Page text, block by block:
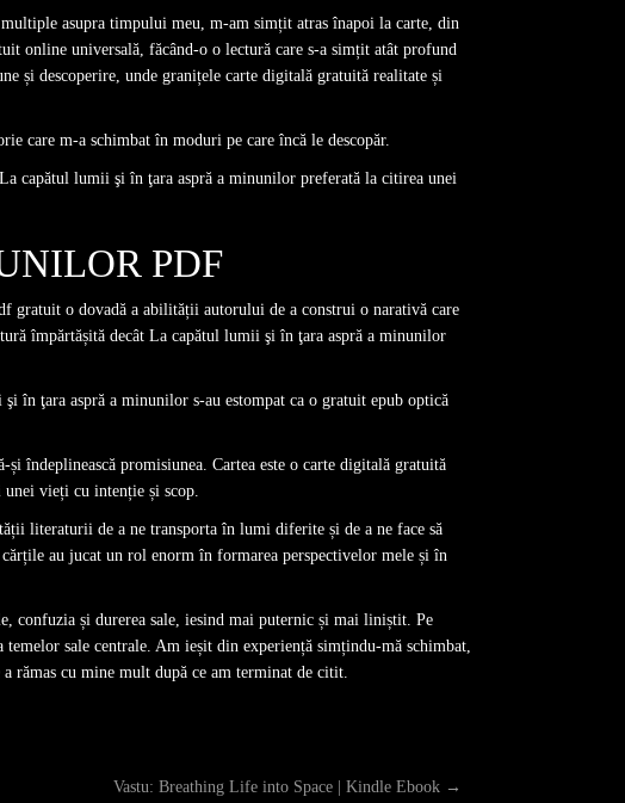
asupra timpului meu, m-am simțit atras înapoi la carte, din
online universală, făcând-o o lectură care s-a simțit atât profund
și descoperire, unde granițele carte digitală gratuită realitate și
care m-a schimbat în moduri pe care încă le descopăr.
capătul lumii şi în ţara aspră a minunilor preferată la citirea unei
PDF
gratuit o dovadă a abilității autorului de a construi o narativă care
împărtășită decât La capătul lumii şi în ţara aspră a minunilor
în ţara aspră a minunilor s-au estompat ca o gratuit epub optică
îndeplinească promisiunea. Cartea este o carte digitală gratuită
unei vieți cu intenție și scop.
literaturii de a ne transporta în lumi diferite și de a ne face să
au jucat un rol enorm în formarea perspectivelor mele și în
confuzia și durerea sale, iesind mai puternic și mai liniștit. Pe
sale centrale. Am ieșit din experiență simțindu-mă schimbat,
rămas cu mine mult după ce am terminat de citit.
Vastu: Breathing Life into Space | Kindle Ebook →